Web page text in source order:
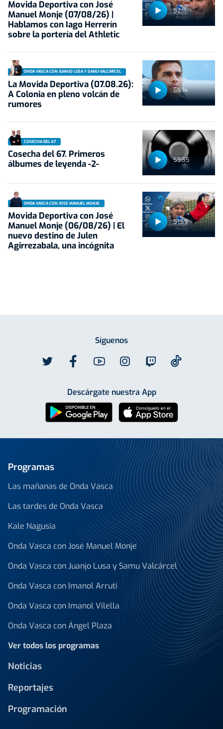
52:11
Movida Deportiva con José
Manuel Monje (07/08/26) |
Hablamos con Iago Herrerín
sobre la portería del Athletic
55:14
ONDA VASCA CON JUANJO LUSA Y SAMU VALCÁRCEL
La Movida Deportiva (07.08.26):
A Colonia en pleno volcán de
rumores
59:55
COSECHA DEL 67
Cosecha del 67. Primeros
álbumes de leyenda -2-
51:59
ONDA VASCA CON JOSÉ MANUEL MONJE
Movida Deportiva con José
Manuel Monje (06/08/26) | El
nuevo destino de Julen
Agirrezabala, una incógnita
Síguenos
Descárgate nuestra App
Programas
Las mañanas de Onda Vasca
Las tardes de Onda Vasca
Kale Nagusia
Onda Vasca con José Manuel Monje
Onda Vasca con Juanjo Lusa y Samu Valcárcel
Onda Vasca con Imanol Arruti
Onda Vasca con Imanol Vilella
Onda Vasca con Ángel Plaza
Ver todos los programas
Noticias
Reportajes
Programación